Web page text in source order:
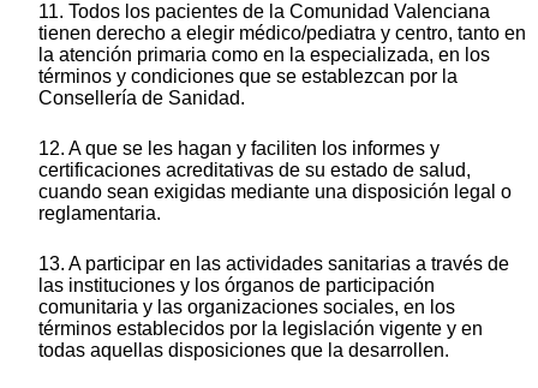
11. Todos los pacientes de la Comunidad Valenciana
tienen derecho a elegir médico/pediatra y centro, tanto en
la atención primaria como en la especializada, en los
términos y condiciones que se establezcan por la
Consellería de Sanidad.
12. A que se les hagan y faciliten los informes y
certificaciones acreditativas de su estado de salud,
cuando sean exigidas mediante una disposición legal o
reglamentaria.
13. A participar en las actividades sanitarias a través de
las instituciones y los órganos de participación
comunitaria y las organizaciones sociales, en los
términos establecidos por la legislación vigente y en
todas aquellas disposiciones que la desarrollen.